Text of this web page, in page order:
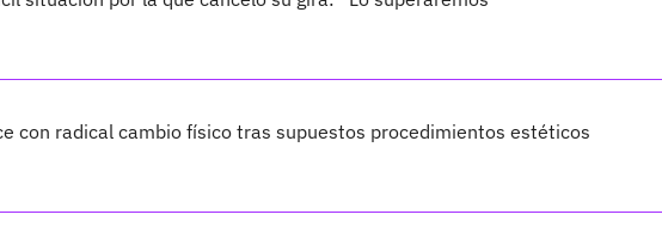
con radical cambio físico tras supuestos procedimientos estéticos